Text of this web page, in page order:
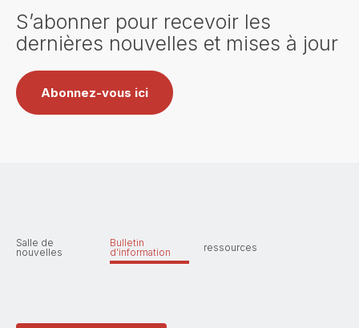
S’abonner pour recevoir les
dernières nouvelles et mises à jour
Abonnez-vous ici
Salle de
nouvelles
Bulletin
d’information
ressources